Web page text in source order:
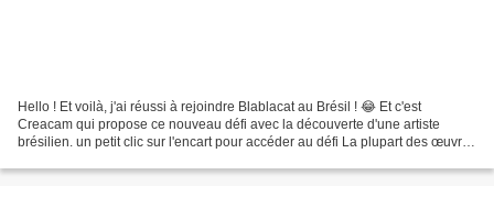
Hello ! Et voilà, j'ai réussi à rejoindre Blablacat au Brésil ! 😂 Et c'est
Creacam qui propose ce nouveau défi avec la découverte d'une artiste
brésilien. un petit clic sur l'encart pour accéder au défi La plupart des œuvres